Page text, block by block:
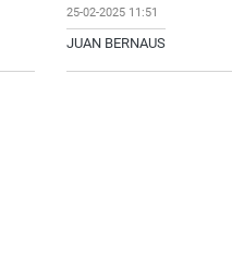
25-02-2025 11:51
JUAN BERNAUS